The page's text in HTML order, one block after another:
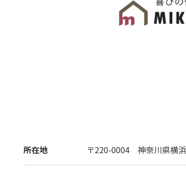
所在地 〒220-0004 神奈川県横